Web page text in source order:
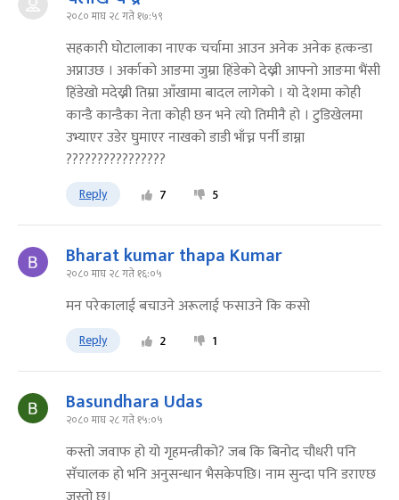
२०८० माघ २८ गते १७:५९
सहकारी घोटालाका नाएक चर्चामा आउन अनेक अनेक हत्कन्डा
अप्नाउछ । अर्काको आङमा जुम्रा हिंडेको देख्नी आफ्नो आङमा भैंसी
हिंडेखो मदेख्नी तिम्रा आँखामा बादल लागेको । यो देशमा कोही
कान्डै कान्डैका नेता कोही छन भने त्यो तिमीनै हो । टुडिखेलमा
उभ्याएर उडेर घुमाएर नाखको डाडी भाँच्न पर्नी डाम्ना
????????????????
Reply 7 5
Bharat kumar thapa Kumar
२०८० माघ २८ गते १६:०५
मन परेकालाई बचाउने अरूलाई फसाउने कि कसो
Reply 2 1
Basundhara Udas
२०८० माघ २८ गते १५:०५
कस्तो जवाफ हो यो गृहमन्त्रीको? जब कि बिनोद चौधरी पनि
सॅचालक हो भनि अनुसन्धान भैसकेपछि। नाम सुन्दा पनि डराएछ